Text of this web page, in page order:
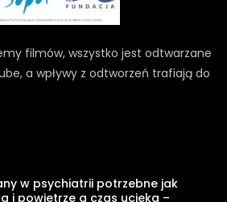
filmów, wszystko jest odtwarzane
a wpływy z odtworzeń trafiają do
w psychiatrii potrzebne jak
i powietrze a czas ucieka –